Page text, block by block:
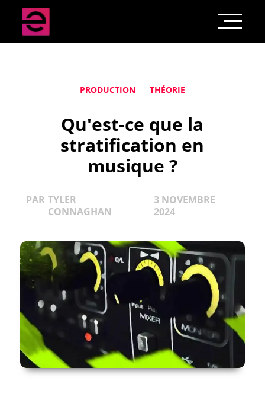
PRODUCTION THÉORIE
Qu'est-ce que la
stratification en
musique ?
PAR TYLER
CONNAGHAN
3 NOVEMBRE
2024